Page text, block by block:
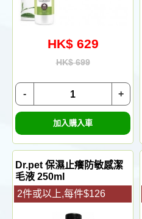
HK$ 629
HK$ 699
+
-
加入購入車
Dr.pet 保濕止癢防敏感潔
毛液 250ml
2件或以上,每件$126